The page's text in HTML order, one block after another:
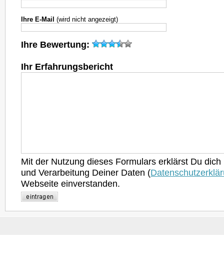
Ihre E-Mail (wird nicht angezeigt)
Ihre Bewertung:
Ihr Erfahrungsbericht
Mit der Nutzung dieses Formulars erklärst Du
und Verarbeitung Deiner Daten (
Webseite einverstanden.